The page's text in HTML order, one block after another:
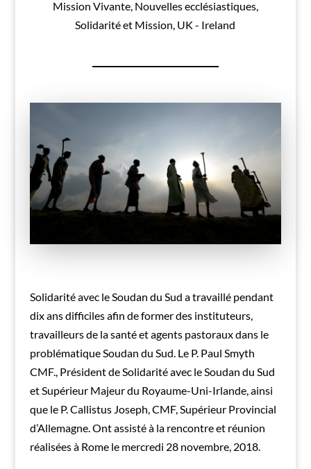
Mission Vivante, Nouvelles ecclésiastiques,
Solidarité et Mission, UK - Ireland
Solidarité avec le Soudan du Sud a travaillé pendant
dix ans difficiles afin de former des instituteurs,
travailleurs de la santé et agents pastoraux dans le
problématique Soudan du Sud. Le P. Paul Smyth
CMF., Président de Solidarité avec le Soudan du Sud
et Supérieur Majeur du Royaume-Uni-Irlande, ainsi
que le P. Callistus Joseph, CMF, Supérieur Provincial
d’Allemagne. Ont assisté à la rencontre et réunion
réalisées à Rome le mercredi 28 novembre, 2018.